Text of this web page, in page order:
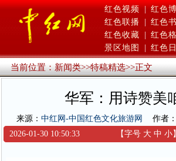
红色视频 | 红色
红色联播
红色
红色收藏
红色
景区地图
红色
当前位置：新闻类>>特稿精选>>正文
华军：用诗赞美
来源： 中红网-中国红色文化旅游网 作者
2026-01-30 10:50:33
【字号 大 中 小】